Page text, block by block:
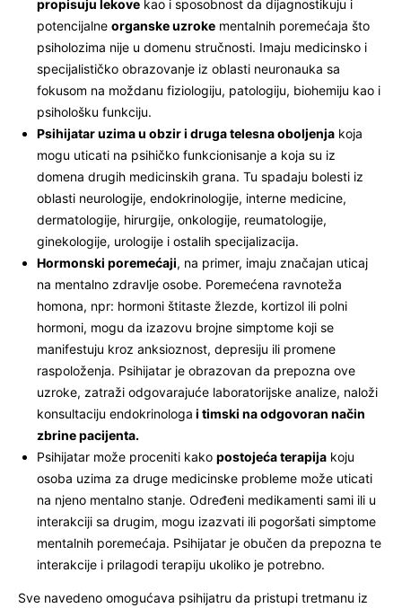
propisuju lekove kao i sposobnost da dijagnostikuju i
potencijalne organske uzroke mentalnih poremećaja što
psiholozima nije u domenu stručnosti. Imaju medicinsko i
specijalističko obrazovanje iz oblasti neuronauka sa
fokusom na moždanu fiziologiju, patologiju, biohemiju kao i
psihološku funkciju.
Psihijatar uzima u obzir i druga telesna oboljenja koja
mogu uticati na psihičko funkcionisanje a koja su iz
domena drugih medicinskih grana. Tu spadaju bolesti iz
oblasti neurologije, endokrinologije, interne medicine,
dermatologije, hirurgije, onkologije, reumatologije,
ginekologije, urologije i ostalih specijalizacija.
Hormonski poremećaji, na primer, imaju značajan uticaj
na mentalno zdravlje osobe. Poremećena ravnoteža
homona, npr: hormoni štitaste žlezde, kortizol ili polni
hormoni, mogu da izazovu brojne simptome koji se
manifestuju kroz anksioznost, depresiju ili promene
raspoloženja. Psihijatar je obrazovan da prepozna ove
uzroke, zatraži odgovarajuće laboratorijske analize, naloži
konsultaciju endokrinologa i timski na odgovoran način
zbrine pacijenta.
Psihijatar može proceniti kako postojeća terapija koju
osoba uzima za druge medicinske probleme može uticati
na njeno mentalno stanje. Određeni medikamenti sami ili u
interakciji sa drugim, mogu izazvati ili pogoršati simptome
mentalnih poremećaja. Psihijatar je obučen da prepozna te
interakcije i prilagodi terapiju ukoliko je potrebno.
Sve navedeno omogućava psihijatru da pristupi tretmanu iz